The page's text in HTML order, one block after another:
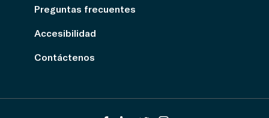
Preguntas frecuentes
Accesibilidad
Contáctenos